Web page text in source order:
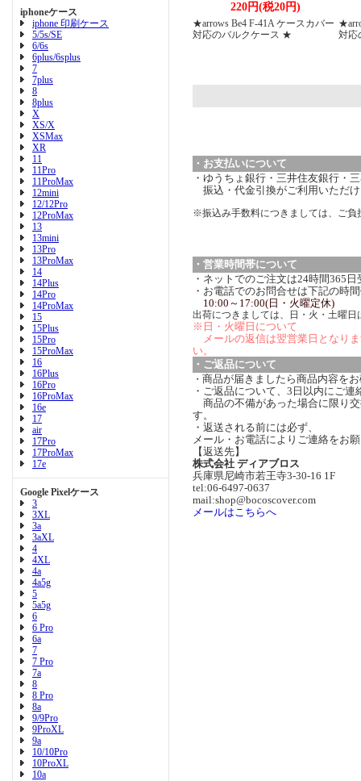
iphoneケース
iphone 印刷ケース
5/5s/SE
6/6s
6plus/6splus
7
7plus
8
8plus
X
XS/X
XSMax
XR
11
11Pro
11ProMax
12mini
12/12Pro
12ProMax
13
13mini
13Pro
13ProMax
14
14Plus
14Pro
14ProMax
15
15Plus
15Pro
15ProMax
16
16Plus
16Pro
16ProMax
16e
17
air
17Pro
17ProMax
17e
Google Pixelケース
3
3XL
3a
3aXL
4
4XL
4a
4a5g
5
5a5g
6
6 Pro
6a
7
7 Pro
7a
8
8 Pro
8a
9/9Pro
9ProXL
9a
10/10Pro
10ProXL
10a
220円(税20円)
★arrows Be4 F-41A ケースカバー
対応のバルクケース ★
対応
・お支払いについて
・ゆうちょ銀行・三井住友銀行・
振込・代金引換がご利用いただ
※振込み手数料につきましては、ご負
・営業時間帯について
・ネットでのご注文は24時間365
・お電話でのお問合せは下記の時
10:00～17:00(日・火曜定休)
出荷につきましては、日・火・土曜日
※日・火曜日について
メールの返信は翌営業日となり
い。
・ご返品について
・ 商品が届きましたら商品内容を
・ご返品について、3日以内にご連
商品の不備があった場合に限り
す。
・返送される前には必ず、
メール・お電話によりご連絡をお
【返送先】
株式会社 ディアブロス
兵庫県尼崎市若王寺3-30-16 1F
tel:06-6497-0637
mail:shop@bocoscover.com
メールはこちらへ